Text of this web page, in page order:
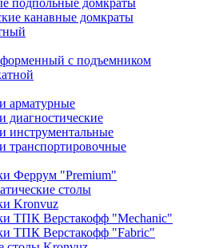
подпольные домкраты
канавные домкраты
с подъемником
арматурные
диагностические
инструментальные
транспортировочные
Феррум "Premium"
столы
Kronvuz
ТПК Верстакофф "Mechanic"
ТПК Верстакофф "Fabric"